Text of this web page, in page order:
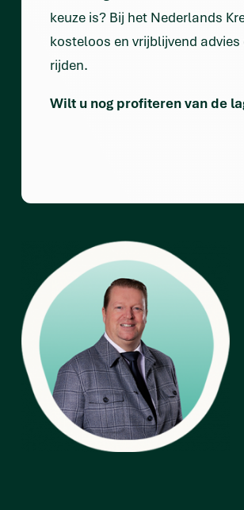
keuze is? Bij het Nederlands
kosteloos en vrijblijvend
rijden.
Wilt u nog profiteren van de